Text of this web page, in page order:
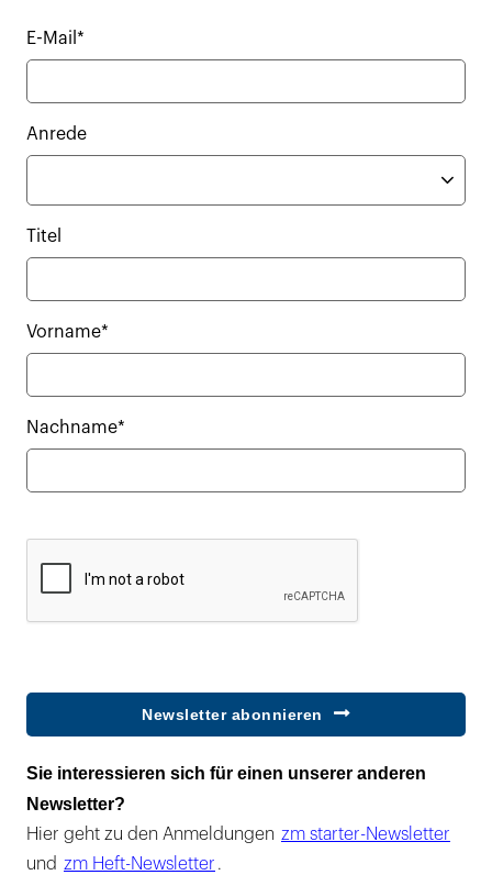
E-Mail*
Anrede
Titel
Vorname*
Nachname*
Newsletter abonnieren
Sie interessieren sich für einen unserer anderen
Newsletter?
Hier geht zu den Anmeldungen zm starter-Newsletter
und zm Heft-Newsletter .